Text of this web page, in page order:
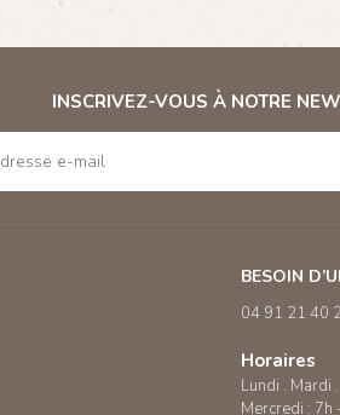
INSCRIVEZ-VOUS À NOTRE
BESOIN
04 91 21 40
Horaires
Lundi . Mardi
Mercredi : 7h